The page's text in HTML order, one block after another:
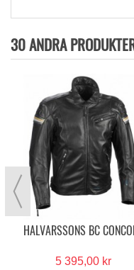
30 ANDRA
HALVARSSONS BC
5 395,00 kr